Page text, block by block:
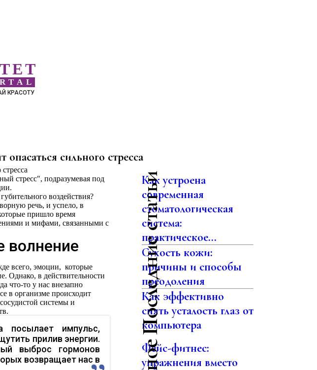
КРАСОТУ
сильного стресса
стресс", подразумевая под
воздействия?
речь, и успело, в
пришло время
и мифами, связанными с
волнение
всего, эмоции, которые
Однако, в действительности
что-то у нас внезапно
в организме происходит
системы и
посылает импульс,
прилив энергии.
выброс гормонов
возвращает нас в
Последние статьи
Как устроена
современная
стоматологическая
система:
практическое...
Сухость кожи:
причины и способы
преодоления
Как эффективно
снять усталость глаз от
компьютера
Фейс-фитнес:
упражнения вместо